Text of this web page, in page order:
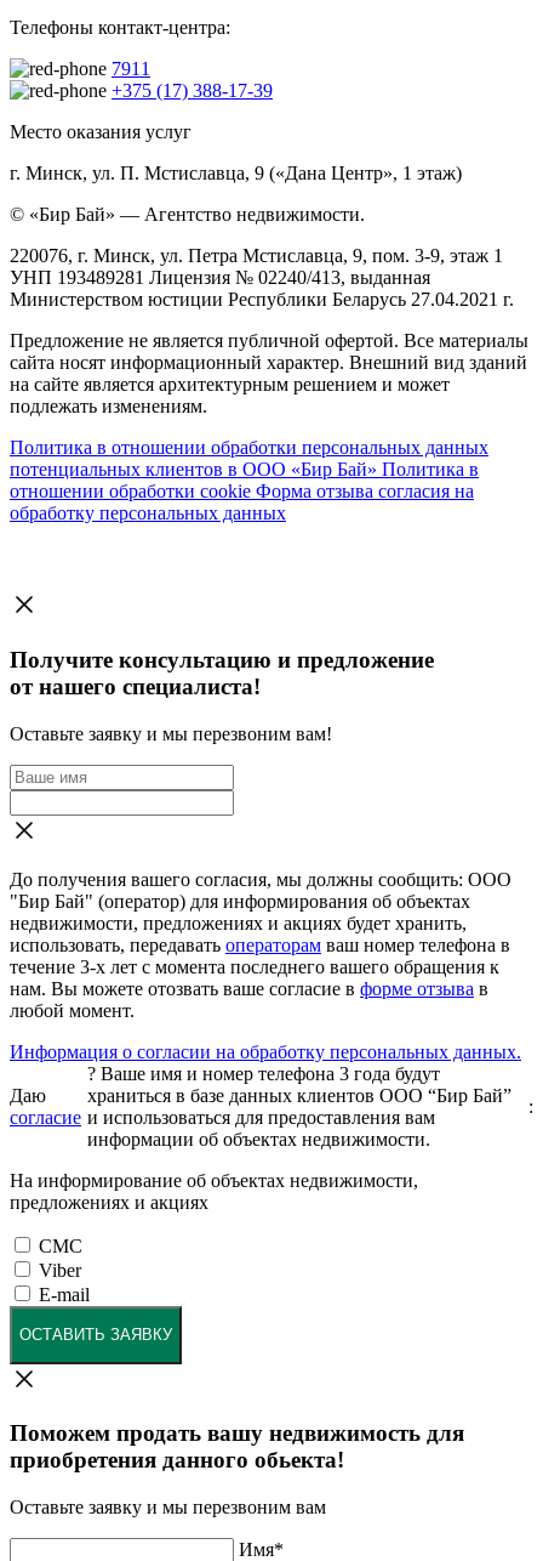
Телефоны контакт-центра:
7911
+375 (17) 388-17-39
Место оказания услуг
г. Минск, ул. П. Мстиславца, 9 («Дана Центр», 1 этаж)
© «Бир Бай» — Агентство недвижимости.
220076, г. Минск, ул. Петра Мстиславца, 9, пом. 3-9, этаж 1
УНП 193489281 Лицензия № 02240/413, выданная
Министерством юстиции Республики Беларусь 27.04.2021 г.
Предложение не является публичной офертой. Все материалы
сайта носят информационный характер. Внешний вид зданий
на сайте является архитектурным решением и может
подлежать изменениям.
Политика в отношении обработки персональных данных
потенциальных клиентов в ООО «Бир Бай» Политика в
отношении обработки cookie Форма отзыва согласия на
обработку персональных данных
Получите консультацию и предложение
от нашего специалиста!
Оставьте заявку и мы перезвоним вам!
До получения вашего согласия, мы должны сообщить: ООО
"Бир Бай" (оператор) для информирования об объектах
недвижимости, предложениях и акциях будет хранить,
использовать, передавать операторам ваш номер телефона в
течение 3-х лет с момента последнего вашего обращения к
нам. Вы можете отозвать ваше согласие в форме отзыва в
любой момент.
Информация о согласии на обработку персональных данных.
Даю
согласие
? Ваше имя и номер телефона 3 года будут
храниться в базе данных клиентов ООО “Бир Бай”
и использоваться для предоставления вам
информации об объектах недвижимости.
:
На информирование об объектах недвижимости,
предложениях и акциях
СМС
Viber
E-mail
ОСТАВИТЬ ЗАЯВКУ
Поможем продать вашу недвижимость для
приобретения данного обьекта!
Оставьте заявку и мы перезвоним вам
Имя*